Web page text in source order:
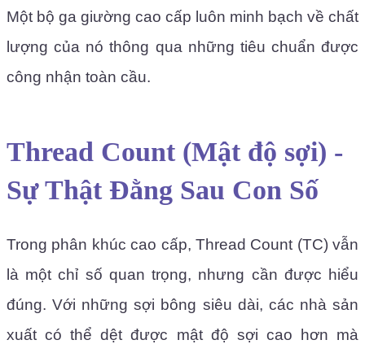
Một bộ ga giường cao cấp luôn minh bạch về chất
lượng của nó thông qua những tiêu chuẩn được
công nhận toàn cầu.
Thread Count (Mật độ sợi) -
Sự Thật Đằng Sau Con Số
Trong phân khúc cao cấp, Thread Count (TC) vẫn
là một chỉ số quan trọng, nhưng cần được hiểu
đúng. Với những sợi bông siêu dài, các nhà sản
xuất có thể dệt được mật độ sợi cao hơn mà